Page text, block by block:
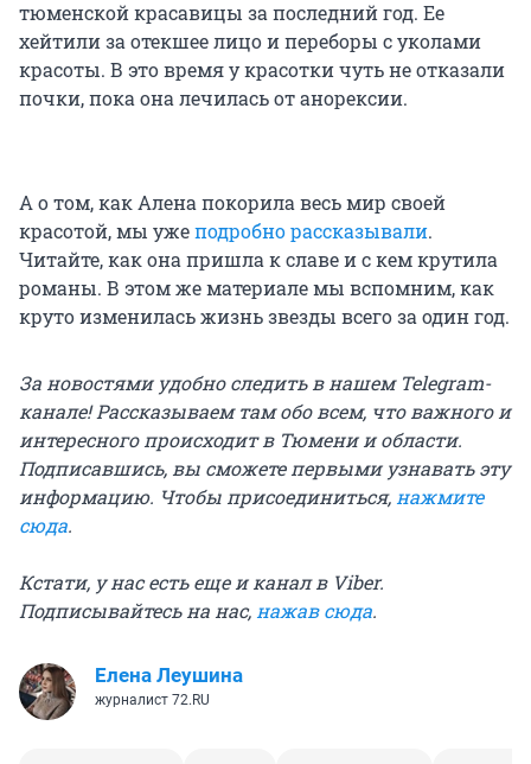
тюменской красавицы за последний год. Ее
хейтили за отекшее лицо и переборы с уколами
красоты. В это время у красотки чуть не отказали
почки, пока она лечилась от анорексии.
А о том, как Алена покорила весь мир своей
красотой, мы ужеподробно рассказывали.
Читайте, как она пришла к славе и с кем крутила
романы. В этом же материале мы вспомним, как
круто изменилась жизнь звезды всего за один год.
За новостями удобно следить в нашем Telegram-
канале! Рассказываем там обо всем, что важного и
интересного происходит в Тюмени и области.
Подписавшись, вы сможете первыми узнавать эту
информацию. Чтобы присоединиться,нажмите
сюда.
Кстати, у нас есть еще и канал в Viber.
Подписывайтесь на нас,нажав сюда.
Елена Леушина
журналист 72.RU